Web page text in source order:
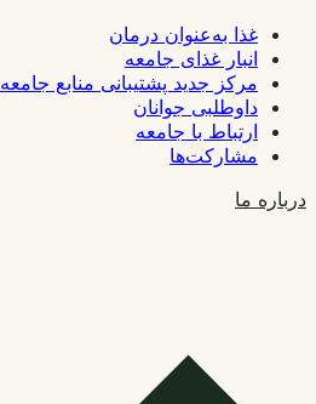
غذا به‌عنوان درمان
انبار غذای جامعه
مرکز جدید پشتیبانی منابع جامعه
داوطلبی جوانان
ارتباط با جامعه
مشارکت‌ها
درباره ما